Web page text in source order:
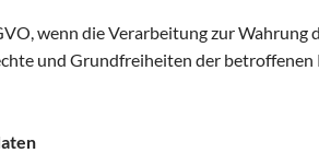
wenn die Verarbeitung zur
und Grundfreiheiten der